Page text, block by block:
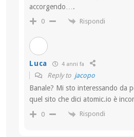
accorgendo….
0 Rispondi
Luca 4 anni fa
Reply to jacopo
Banale? Mi sto interessando da
quel sito che dici atomic.io è
0 Rispondi